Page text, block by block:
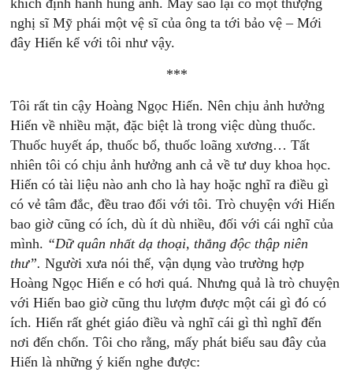
khích định hành hung anh. May sao lại có một thượng
nghị sĩ Mỹ phái một vệ sĩ của ông ta tới bảo vệ – Mới
đây Hiến kể với tôi như vậy.
***
Tôi rất tin cậy Hoàng Ngọc Hiến. Nên chịu ảnh hưởng
Hiến về nhiều mặt, đặc biệt là trong việc dùng thuốc.
Thuốc huyết áp, thuốc bổ, thuốc loãng xương… Tất
nhiên tôi có chịu ảnh hưởng anh cả về tư duy khoa học.
Hiến có tài liệu nào anh cho là hay hoặc nghĩ ra điều gì
có vẻ tâm đắc, đều trao đổi với tôi. Trò chuyện với Hiến
bao giờ cũng có ích, dù ít dù nhiều, đối với cái nghĩ của
mình. “Dữ quân nhất dạ thoại, thắng độc thập niên
thư”. Người xưa nói thế, vận dụng vào trường hợp
Hoàng Ngọc Hiến e có hơi quá. Nhưng quả là trò chuyện
với Hiến bao giờ cũng thu lượm được một cái gì đó có
ích. Hiến rất ghét giáo điều và nghĩ cái gì thì nghĩ đến
nơi đến chốn. Tôi cho rằng, mấy phát biểu sau đây của
Hiến là những ý kiến nghe được: